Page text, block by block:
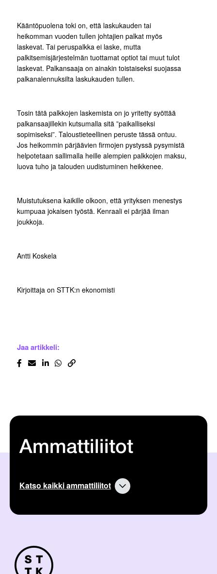
Kääntöpuolena toki on, että laskukauden tai
heikomman vuoden tullen johtajien palkat myös
laskevat. Tai peruspalkka ei laske, mutta
palkitsemisjärjestelmän tuottamat optiot tai muut tulot
laskevat. Palkansaaja on ainakin toistaiseksi suojassa
palkanalennuksilta laskukauden tullen.
Tosin tätä palkkojen laskemista on jo yritetty syöttää
palkansaajillekin kutsumalla sitä ”paikalliseksi
sopimiseksi”. Taloustieteellinen peruste tässä ontuu.
Jos heikommin pärjäävien firmojen pystyssä pysymistä
helpotetaan sallimalla heille alempien palkkojen maksu,
luova tuho ja talouden uudistuminen heikkenee.
Muistutuksena kaikille olkoon, että yrityksen menestys
kumpuaa jokaisen työstä. Kenraali ei pärjää ilman
joukkoja.
Antti Koskela
Kirjoittaja on STTK:n ekonomisti
Jaa artikkeli:
Ammattiliitot
Katso kaikki ammattiliitot